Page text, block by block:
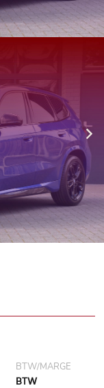
BTW/MARGE
BTW